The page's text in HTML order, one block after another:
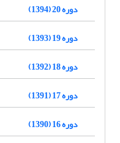
دوره 20 (1394)
دوره 19 (1393)
دوره 18 (1392)
دوره 17 (1391)
دوره 16 (1390)